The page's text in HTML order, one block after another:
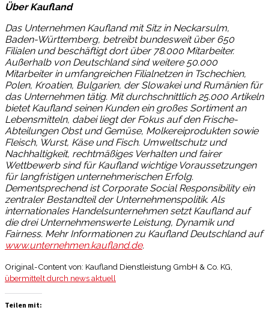
Über Kaufland
Das Unternehmen Kaufland mit Sitz in Neckarsulm,
Baden-Württemberg, betreibt bundesweit über 650
Filialen und beschäftigt dort über 78.000 Mitarbeiter.
Außerhalb von Deutschland sind weitere 50.000
Mitarbeiter in umfangreichen Filialnetzen in Tschechien,
Polen, Kroatien, Bulgarien, der Slowakei und Rumänien für
das Unternehmen tätig. Mit durchschnittlich 25.000 Artikeln
bietet Kaufland seinen Kunden ein großes Sortiment an
Lebensmitteln, dabei liegt der Fokus auf den Frische-
Abteilungen Obst und Gemüse, Molkereiprodukten sowie
Fleisch, Wurst, Käse und Fisch. Umweltschutz und
Nachhaltigkeit, rechtmäßiges Verhalten und fairer
Wettbewerb sind für Kaufland wichtige Voraussetzungen
für langfristigen unternehmerischen Erfolg.
Dementsprechend ist Corporate Social Responsibility ein
zentraler Bestandteil der Unternehmenspolitik. Als
internationales Handelsunternehmen setzt Kaufland auf
die drei Unternehmenswerte Leistung, Dynamik und
Fairness. Mehr Informationen zu Kaufland Deutschland auf
www.unternehmen.kaufland.de.
Original-Content von: Kaufland Dienstleistung GmbH & Co. KG,
übermittelt durch news aktuell
Teilen mit: